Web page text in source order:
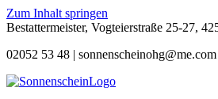
Zum Inhalt springen
Bestattermeister, Vogteierstraße 25-27,
02052 53 48 | sonnenscheinohg@me.com